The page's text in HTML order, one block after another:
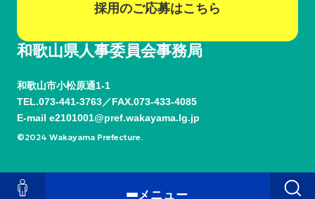
メニュー
和歌山県人事委員会事務局
和歌山市小松原通1-1
TEL.073-441-3763
FAX.073-433-4085
E-mail e2101001@pref.wakayama.lg.jp
©2024 Wakayama Prefecture.
採用のご応募はこちら